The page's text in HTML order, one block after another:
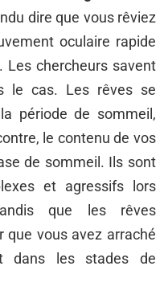
dire que vous rêviez
oculaire rapide
Les chercheurs savent
le cas. Les rêves se
période de sommeil,
le contenu de vos
de sommeil. Ils sont
et agressifs lors
que les rêves
que vous avez arraché
dans les stades de